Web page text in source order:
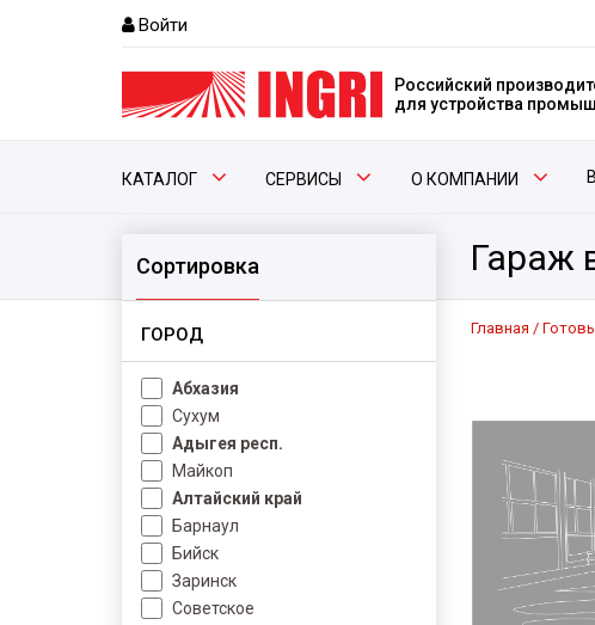
Войти
Российский
для устройства
КАТАЛОГ СЕРВИСЫ О КОМПАНИИ
Гараж
Сортировка
ГОРОД
Абхазия
Сухум
Адыгея респ.
Майкоп
Алтайский край
Барнаул
Бийск
Заринск
Советское
Главная